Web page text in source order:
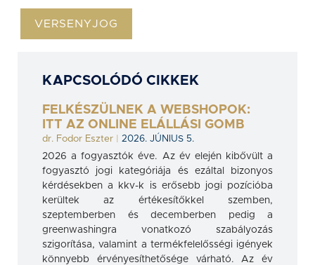
VERSENYJOG
KAPCSOLÓDÓ CIKKEK
FELKÉSZÜLNEK A WEBSHOPOK:
ITT AZ ONLINE ELÁLLÁSI GOMB
dr. Fodor Eszter
2026. JÚNIUS 5.
2026 a fogyasztók éve. Az év elején kibővült a
fogyasztó jogi kategóriája és ezáltal bizonyos
kérdésekben a kkv-k is erősebb jogi pozícióba
kerültek az értékesítőkkel szemben,
szeptemberben és decemberben pedig a
greenwashingra vonatkozó szabályozás
szigorítása, valamint a termékfelelősségi igények
könnyebb érvényesíthetősége várható. Az év